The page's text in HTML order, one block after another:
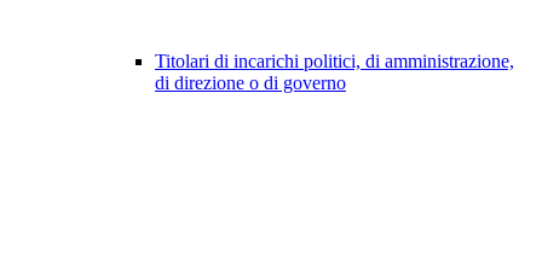
Titolari di incarichi politici, di amministrazione,
di direzione o di governo